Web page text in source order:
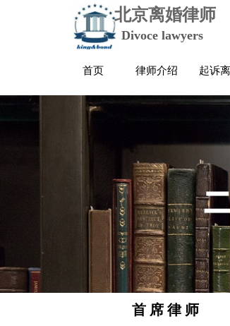
北京离婚律师
Divoce lawyers
首页 律师介绍 起诉
首 席 律 师